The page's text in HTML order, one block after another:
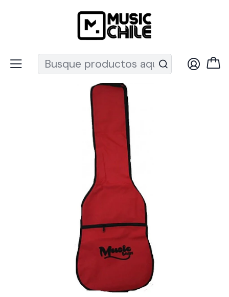
Recuerda que ahora nos puedes encontrar en el MUT
Instrumentos de Cuerda Guitarras